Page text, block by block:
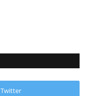
Twitter